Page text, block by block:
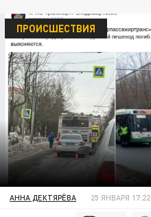
ПРОИСШЕСТВИЯ
АННА ДЕКТЯРЁВА 25 ЯНВАРЯ 17:22